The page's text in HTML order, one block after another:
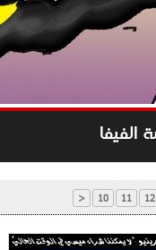
الفيفا
< 10 11 12